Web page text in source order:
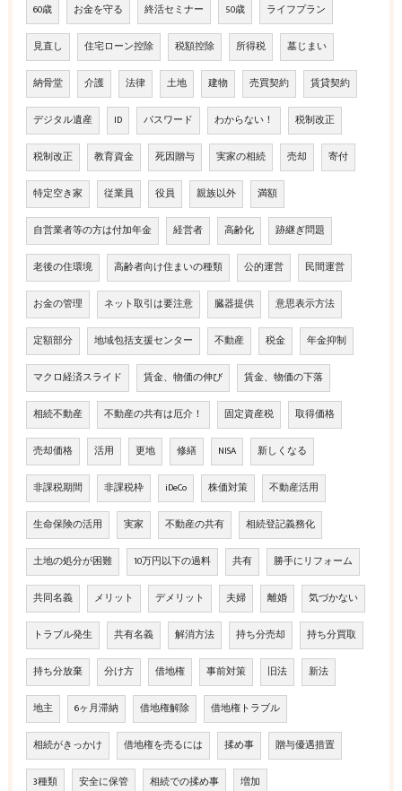
60歳 お金を守る 終活セミナー 50歳 ライフプラン
見直し 住宅ローン控除 税額控除 所得税 墓じまい
納骨堂 介護 法律 土地 建物 売買契約 賃貸契約
デジタル遺産 ID パスワード わからない！ 税制改正
税制改正 教育資金 死因贈与 実家の相続 売却 寄付
特定空き家 従業員 役員 親族以外 満額
自営業者等の方は付加年金 経営者 高齢化 跡継ぎ問題
老後の住環境 高齢者向け住まいの種類 公的運営 民間運営
お金の管理 ネット取引は要注意 臓器提供 意思表示方法
定額部分 地域包括支援センター 不動産 税金 年金抑制
マクロ経済スライド 賃金、物価の伸び 賃金、物価の下落
相続不動産 不動産の共有は厄介！ 固定資産税 取得価格
売却価格 活用 更地 修繕 NISA 新しくなる
非課税期間 非課税枠 iDeCo 株価対策 不動産活用
生命保険の活用 実家 不動産の共有 相続登記義務化
土地の処分が困難 10万円以下の過料 共有 勝手にリフォーム
共同名義 メリット デメリット 夫婦 離婚 気づかない
トラブル発生 共有名義 解消方法 持ち分売却 持ち分買取
持ち分放棄 分け方 借地権 事前対策 旧法 新法
地主 6ヶ月滞納 借地権解除 借地権トラブル
相続がきっかけ 借地権を売るには 揉め事 贈与優遇措置
3種類 安全に保管 相続での揉め事 増加